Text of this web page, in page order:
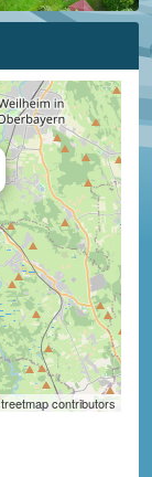
contributors